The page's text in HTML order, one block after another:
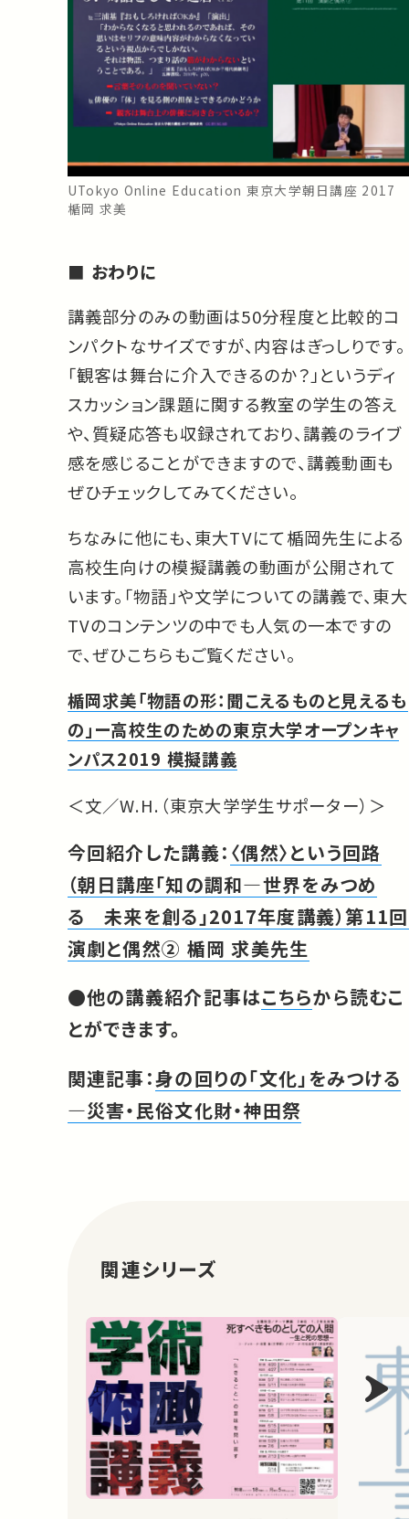
UTokyo Online Education 東京大学朝日講座 2017
楯岡 求美
おわりに
講義部分のみの動画は50分程度と比較的コ
ンパクトなサイズですが、内容はぎっしりです。
「観客は舞台に介入できるのか？」というディ
スカッション課題に関する教室の学生の答え
や、質疑応答も収録されており、講義のライブ
感を感じることができますので、講義動画も
ぜひチェックしてみてください。
ちなみに他にも、東大TVにて楯岡先生による
高校生向けの模擬講義の動画が公開されて
います。「物語」や文学についての講義で、東大
TVのコンテンツの中でも人気の一本ですの
で、ぜひこちらもご覧ください。
楯岡求美「物語の形：聞こえるものと見えるも
の」ー高校生のための東京大学オープンキャ
ンパス2019 模擬講義
＜文／W.H.（東京大学学生サポーター）＞
今回紹介した講義： 〈偶然〉という回路
（朝日講座「知の調和―世界をみつめ
る 未来を創る」2017年度講義）第11回
演劇と偶然② 楯岡 求美先生
●他の講義紹介記事はこちらから読むこ
とができます。
関連記事：身の回りの「文化」をみつける
—災害・民俗文化財・神田祭
関連シリーズ